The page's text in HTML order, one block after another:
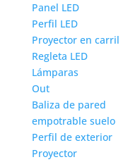
Panel LED
Perfil LED
Proyector en carril
Regleta LED
Lámparas
Out
Baliza de pared
empotrable suelo
Perfil de exterior
Proyector